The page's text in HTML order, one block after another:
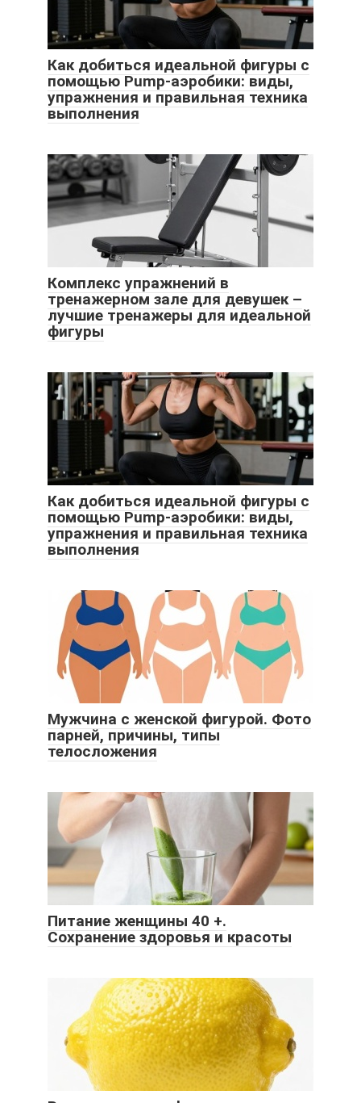
Как добиться идеальной фигуры с
помощью Pump-аэробики: виды,
упражнения и правильная техника
выполнения
Комплекс упражнений в
тренажерном зале для девушек –
лучшие тренажеры для идеальной
фигуры
Как добиться идеальной фигуры с
помощью Pump-аэробики: виды,
упражнения и правильная техника
выполнения
Мужчина с женской фигурой. Фото
парней, причины, типы
телосложения
Питание женщины 40 +.
Сохранение здоровья и красоты